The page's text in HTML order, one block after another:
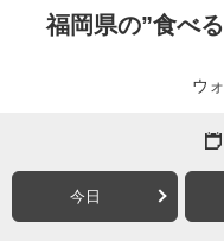
福岡県の”食べ
ウ
今日